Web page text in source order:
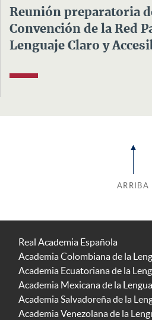
Reunión preparatoria
Convención de la Red
Lenguaje Claro y
ARRIBA
Real Academia Española
Academia Colombiana de la
Academia Ecuatoriana de la
Academia Mexicana de la Lengua
Academia Salvadoreña de la
Academia Venezolana de la